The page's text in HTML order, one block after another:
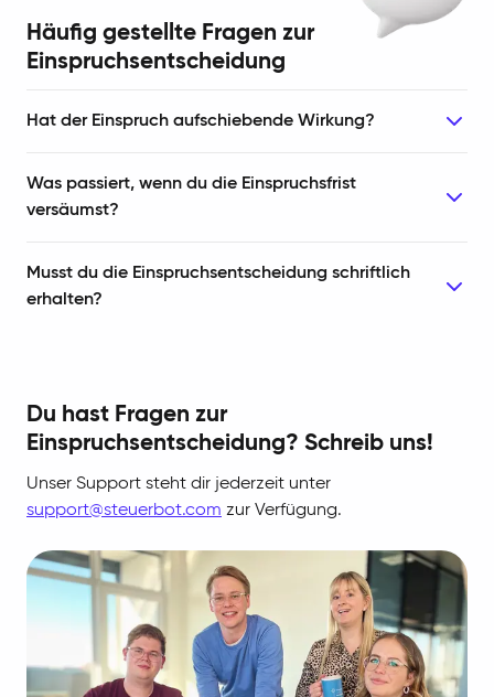
Häufig gestellte Fragen zur
Einspruchsentscheidung
Hat der Einspruch aufschiebende Wirkung?
Was passiert, wenn du die Einspruchsfrist
versäumst?
Musst du die Einspruchsentscheidung schriftlich
erhalten?
Du hast Fragen zur
Einspruchsentscheidung? Schreib uns!
Unser Support steht dir jederzeit unter
support@steuerbot.com zur Verfügung.